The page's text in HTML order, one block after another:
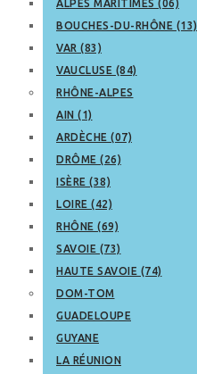
ALPES MARITIMES (06)
BOUCHES-DU-RHÔNE (13)
VAR (83)
VAUCLUSE (84)
RHÔNE-ALPES
AIN (1)
ARDÈCHE (07)
DRÔME (26)
ISÈRE (38)
LOIRE (42)
RHÔNE (69)
SAVOIE (73)
HAUTE SAVOIE (74)
DOM-TOM
GUADELOUPE
GUYANE
LA RÉUNION